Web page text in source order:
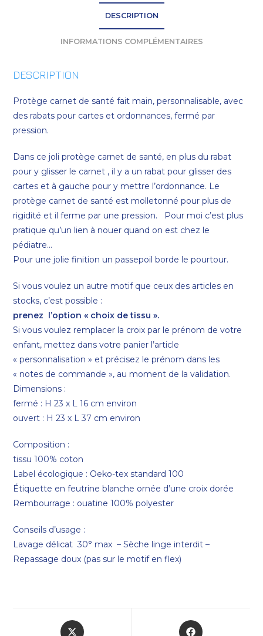
DESCRIPTION
INFORMATIONS COMPLÉMENTAIRES
DESCRIPTION
Protège carnet de santé fait main, personnalisable, avec
des rabats pour cartes et ordonnances, fermé par
pression.
Dans ce joli protège carnet de santé, en plus du rabat
pour y glisser le carnet , il y a un rabat pour glisser des
cartes et à gauche pour y mettre l’ordonnance. Le
protège carnet de santé est molletonné pour plus de
rigidité et il ferme par une pression. Pour moi c’est plus
pratique qu’un lien à nouer quand on est chez le
pédiatre…
Pour une jolie finition un passepoil borde le pourtour.
Si vous voulez un autre motif que ceux des articles en
stocks, c’est possible :
prenez l’option « choix de tissu ».
Si vous voulez remplacer la croix par le prénom de votre
enfant, mettez dans votre panier l’article
« personnalisation » et précisez le prénom dans les
« notes de commande », au moment de la validation.
Dimensions :
fermé : H 23 x L 16 cm environ
ouvert : H 23 x L 37 cm environ
Composition :
tissu 100% coton
Label écologique : Oeko-tex standard 100
Étiquette en feutrine blanche ornée d’une croix dorée
Rembourrage : ouatine 100% polyester
Conseils d’usage :
Lavage délicat 30° max – Sèche linge interdit –
Repassage doux (pas sur le motif en flex)